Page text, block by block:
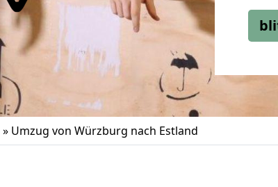
» Umzug von Würzburg nach Estland